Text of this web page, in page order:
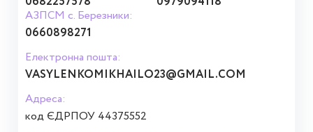
АЗПСМ с. Березники:
0660898271
Електронна пошта:
VASYLENKOMIKHAILO23@GMAIL.COM
Адреса:
код ЄДРПОУ 44375552